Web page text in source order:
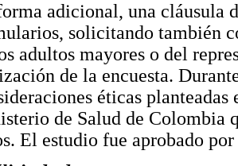
adicional, una cláusula
solicitando también
adultos mayores o del
de la encuesta.
éticas
de Salud de Colombia
El estudio fue aprobado